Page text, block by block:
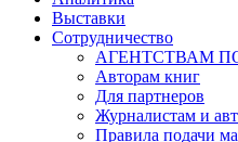
Выставки
Сотрудничество
АГЕНТСТВАМ
Авторам книг
Для партнеров
Журналистам и
Правила подачи